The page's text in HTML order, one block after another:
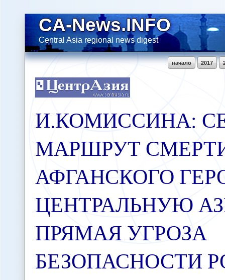
CA-News.INFO
Central Asia regional news digest
2017
начало
И.КОМИССИНА:
МАРШРУТ
АФГАНСКОГО
ЦЕНТРАЛЬНУЮ
ПРЯМАЯ УГРОЗА
БЕЗОПАСНОСТИ